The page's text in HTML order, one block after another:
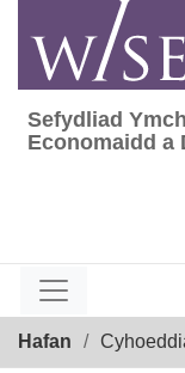
content
Sefydliad
Sefydliad
Economaidd a
Hafan